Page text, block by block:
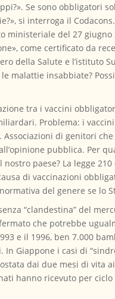
Se sono obbligatori
si interroga il
del 27 giugno
come certificato da
della Salute e l’istituto
malattie insabbiate?
tra i vaccini
Problema: i
Associazioni di genitori
pubblica. Per
paese? La legge
di vaccinazioni
del genere se lo
“clandestina” del
che potrebbe
e il 1996, ben 7.000
Giappone i casi di
dai due mesi di vita
hanno ricevuto per